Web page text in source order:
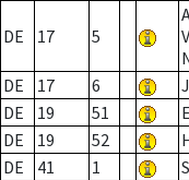
DE 17 5
DE 17 6
DE
19 51
DE
19 52
DE
41 1